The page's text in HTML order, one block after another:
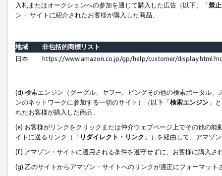
入札またはオークションへの参加を通じて購入した広告（以下、「禁
ン・ サイトに紹介されたお客様が購入した商品、
地域
非包括的商標リスト
日本
https://www.amazon.co.jp/gp/help/customer/
(d) 検索エンジン（グーグル、ヤフー、ビングその他の検索ポータル
ンのネットワークに参加する一切のサイト）（以下「検索エンジン 」
れたお客様が購入した商品、
(e) お客様がリンクをクリックまたは仲介ウェブページ上でその他の
イトに送るリンク（「 リダイレクト・リンク 」）を経由して、アマゾ
(f) アマゾン・サイトに適用される条件を遵守せずに、お客様に購入さ
(g) 乙のサイトからアマゾン・サイトへのリンクが適正にフォーマッ